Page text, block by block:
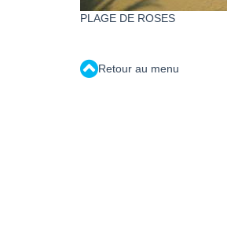
PLAGE DE ROSES
Retour au menu